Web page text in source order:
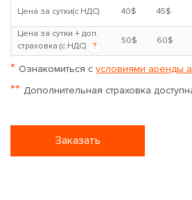
Цена за сутки(с НДС) 40$ 45$
Цена за сутки + доп.
страховка (с НДС)
?
50$ 60$
* Ознакомиться с условиями аренды
** Дополнительная страховка
Заказать